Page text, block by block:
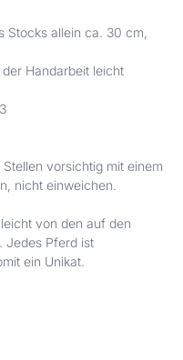
Stocks allein ca. 30 cm
Handarbeit leicht
vorsichtig mit einem
nicht einweichen.
von den auf den
Jedes Pferd ist
ein Unikat.